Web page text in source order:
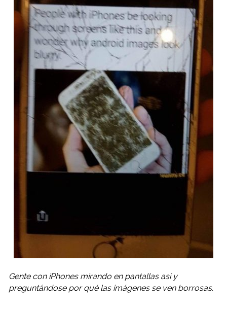
Gente con iPhones mirando en pantallas así y
preguntándose por qué las imágenes se ven borrosas.